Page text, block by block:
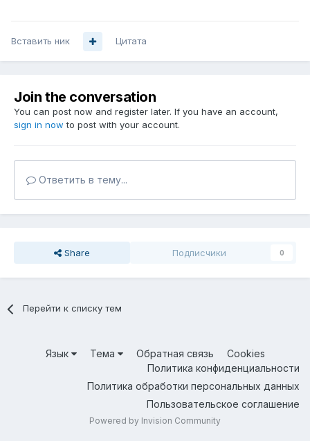
Вставить ник Цитата
Join the conversation
You can post now and register later. If you have an account,
sign in now to post with your account.
Ответить в тему...
Share Подписчики 0
Перейти к списку тем
Язык Тема Обратная связь
Cookies
Политика конфиденциальности
Политика обработки персональных данных
Пользовательское соглашение
Powered by Invision Community